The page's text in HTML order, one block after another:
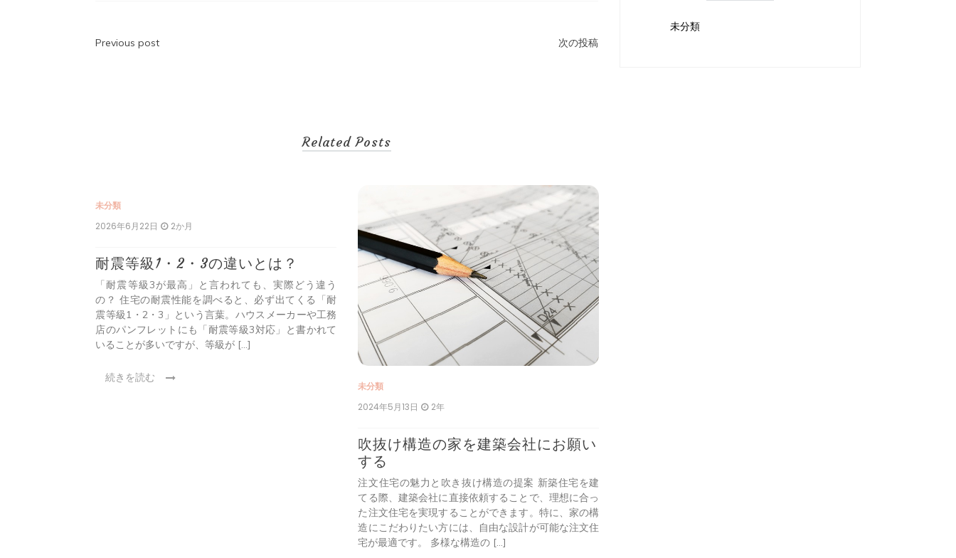
投
シ
ョ
ン
Previous post 次の投稿
Related Posts
未分類
2026年6月22日 2か月
耐震等級1・2・3の違いとは？
「耐震等級3が最高」と言われても、実際どう違う
の？ 住宅の耐震性能を調べると、必ず出てくる「耐
震等級1・2・3」という言葉。ハウスメーカーや工務
店のパンフレットにも「耐震等級3対応」と書かれて
いることが多いですが、等級が […]
続きを読む
未分類
2024年5月13日 2年
吹抜け構造の家を建築会社にお願い
する
注文住宅の魅力と吹き抜け構造の提案 新築住宅を建
てる際、建築会社に直接依頼することで、理想に合っ
た注文住宅を実現することができます。特に、家の構
造にこだわりたい方には、自由な設計が可能な注文住
宅が最適です。 多様な構造の […]
未分類